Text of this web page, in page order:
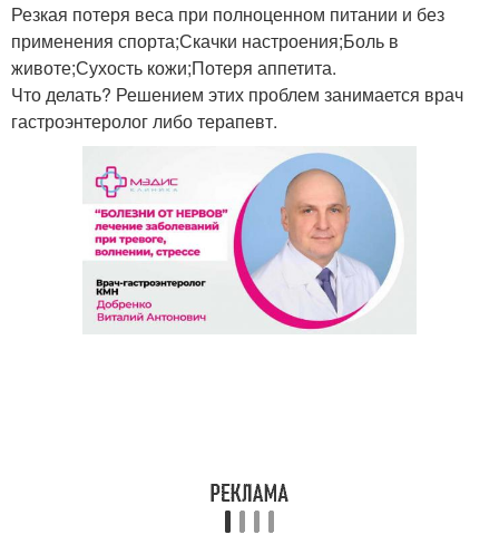
Резкая потеря веса при полноценном питании и без
применения спорта;Скачки настроения;Боль в
животе;Сухость кожи;Потеря аппетита.
Что делать? Решением этих проблем занимается врач
гастроэнтеролог либо терапевт.